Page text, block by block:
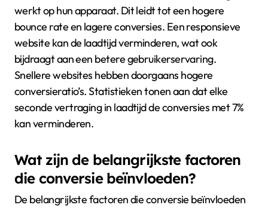
werkt op hun apparaat. Dit leidt tot een hogere
bounce rate en lagere conversies. Een responsieve
website kan de laadtijd verminderen, wat ook
bijdraagt aan een betere gebruikerservaring.
Snellere websites hebben doorgaans hogere
conversieratio’s. Statistieken tonen aan dat elke
seconde vertraging in laadtijd de conversies met 7%
kan verminderen.
Wat zijn de belangrijkste factoren
die conversie beïnvloeden?
De belangrijkste factoren die conversie beïnvloeden